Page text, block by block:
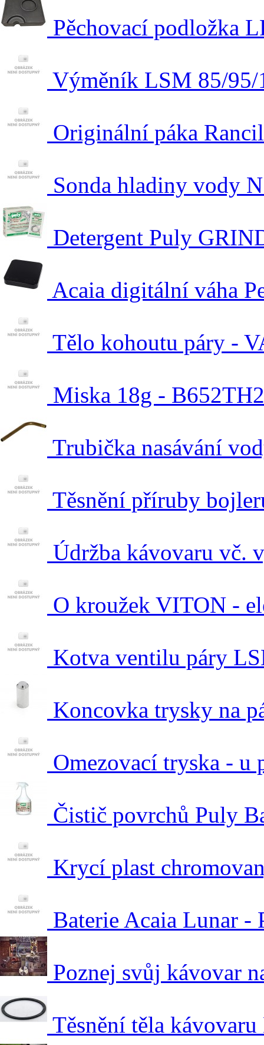
Pěchovací podložka
Výměník LSM 85/95/
Originální páka
Sonda hladiny vody
Detergent Puly
Acaia digitální váha
Tělo kohoutu páry -
Miska 18g -
Trubička nasávání
Těsnění příruby
Údržba kávovaru vč.
O kroužek VITON -
Kotva ventilu páry
Koncovka trysky na
Omezovací tryska - u
Čistič povrchů Puly
Krycí plast
Baterie Acaia Lunar -
Poznej svůj kávovar
Těsnění těla